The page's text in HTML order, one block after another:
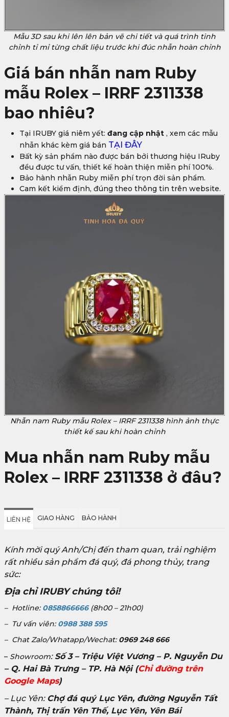
Mẫu 3D sau khi lên lên bản vẽ chi tiết và quá trình tinh
chỉnh tỉ mỉ từng chất liệu trước khi đúc nhẫn hoàn chỉnh
Giá bán nhẫn nam Ruby
mẫu Rolex – IRRF 2311338
bao nhiêu?
Tại IRUBY giá niêm yết: đang cập nhật , xem các mẫu
nhẫn khác kèm giá bán TẠI ĐÂY
Bất kỳ sản phẩm nào được bán bởi thương hiệu IRuby
đều được tư vấn, thiết kế hoàn thiện miễn phí 100%.
Bảo hành nhẫn Ruby miễn phí trọn đời sản phẩm.
Cam kết kiểm định, đúng theo thông tin trên website.
Nhẫn nam Ruby mẫu Rolex – IRRF 2311338 hình ảnh thực
thiết kế sau khi hoàn chỉnh
Mua nhẫn nam Ruby mẫu
Rolex – IRRF 2311338 ở đâu?
LIÊN HỆ GIAO HÀNG BẢO HÀNH
Kính mời quý Anh/Chị đến tham quan, trải nghiệm
rất nhiều sản phẩm đá quý, đá phong thủy, trang
sức:
Địa chỉ IRUBY chúng tôi!
– Hotline: 0858866666(8h00 – 21h00)
– Tư vấn viên: 0988 388 595
– Chat Zalo/Whatapp/Wechat: 0969 248 666
– Showroom: Số 3 – Triệu Việt Vương – P. Nguyễn Du
– Q. Hai Bà Trưng – TP. Hà Nội(Chỉ đường trên
Google Maps)
– Lục Yên: Chợ đá quý Lục Yên, đường Nguyễn Tất
Thành, Thị trấn Yên Thế, Lục Yên, Yên Bái